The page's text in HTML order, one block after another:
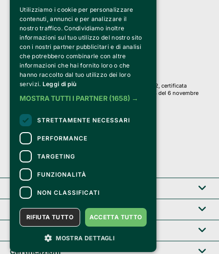
Clappit è un marchio di proprietà di:
Bemils Srl
a Socio Unico
Via Fosse Ardeatine, 4 -20092 Cinisello Balsamo (MI)
PI 05589050961
Iscr. C.C.I.A.A. Milano R.E.A. 1833471
© 2010-2025 Bemils Srl - Tutti i diritti riservati
Credits:
Clappit è basato sulla piattaforma di biglietteria Belive 6.2, certificata
dall’Agenzia delle Entrate con protocollo n. 2025/445474 del 6 novembre
2025.
Su Clappit i tuoi acquisti ed i tuoi dati
sono sicuri e protetti da un certificato SSL
con crittografia a 128 bit.
Certificazioni
Clappit
Help center
Utilizziamo i cookie per personalizzare
contenuti, annunci e per analizzare il
nostro traffico. Condividiamo inoltre
informazioni sul tuo utilizzo del nostro sito
con i nostri partner pubblicitari e di analisi
che potrebbero combinarle con altre
informazioni che hai fornito loro o che
hanno raccolto dal tuo utilizzo dei loro
servizi. Leggi di più
MOSTRA TUTTI I PARTNER (1658) →
STRETTAMENTE NECESSARI
PERFORMANCE
TARGETING
FUNZIONALITÀ
NON CLASSIFICATI
ACCETTA TUTTO
RIFIUTA TUTTO
MOSTRA DETTAGLI